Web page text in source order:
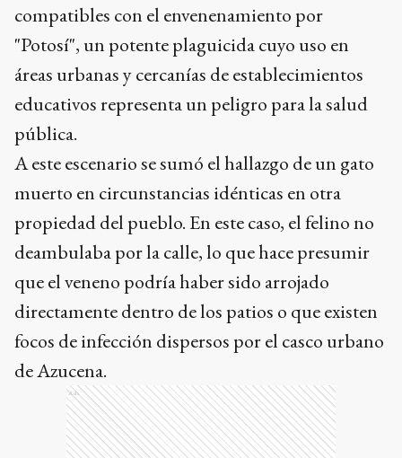
compatibles con el envenenamiento por
"Potosí", un potente plaguicida cuyo uso en
áreas urbanas y cercanías de establecimientos
educativos representa un peligro para la salud
pública.
A este escenario se sumó el hallazgo de un gato
muerto en circunstancias idénticas en otra
propiedad del pueblo. En este caso, el felino no
deambulaba por la calle, lo que hace presumir
que el veneno podría haber sido arrojado
directamente dentro de los patios o que existen
focos de infección dispersos por el casco urbano
de Azucena.
Ads